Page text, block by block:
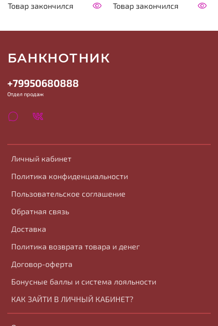
Товар закончился Товар закончился
Личный кабинет
Политика конфиденциальности
Пользовательское соглашение
Обратная связь
Доставка
Политика возврата товара и денег
Договор-оферта
Бонусные баллы и система лояльности
КАК ЗАЙТИ В ЛИЧНЫЙ КАБИНЕТ?
+79950680888
Отдел продаж
БАНКНОТНИК